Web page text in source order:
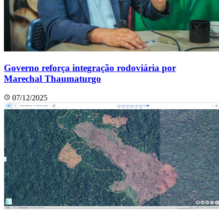
Governo reforça integração rodoviária por
Marechal Thaumaturgo
07/12/2025